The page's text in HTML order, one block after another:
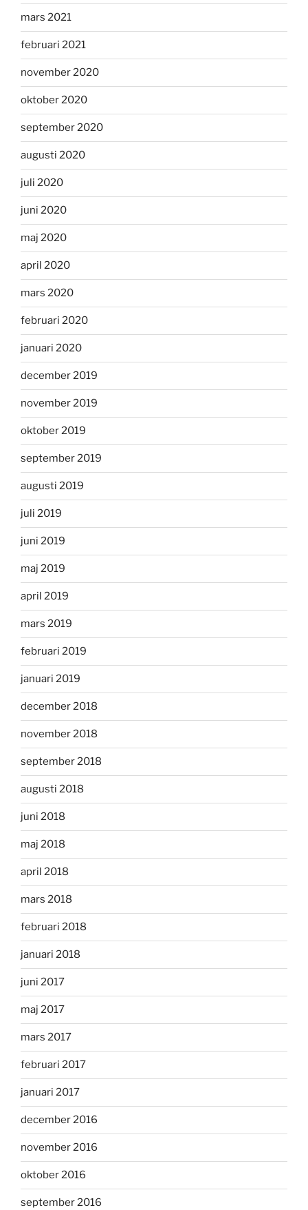
mars 2021
februari 2021
november 2020
oktober 2020
september 2020
augusti 2020
juli 2020
juni 2020
maj 2020
april 2020
mars 2020
februari 2020
januari 2020
december 2019
november 2019
oktober 2019
september 2019
augusti 2019
juli 2019
juni 2019
maj 2019
april 2019
mars 2019
februari 2019
januari 2019
december 2018
november 2018
september 2018
augusti 2018
juni 2018
maj 2018
april 2018
mars 2018
februari 2018
januari 2018
juni 2017
maj 2017
mars 2017
februari 2017
januari 2017
december 2016
november 2016
oktober 2016
september 2016